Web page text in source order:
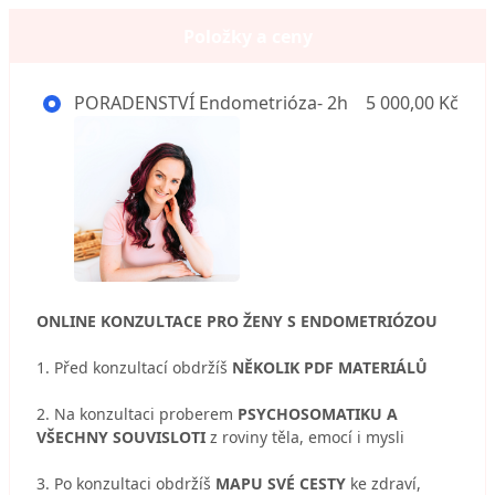
PORADENSTVÍ Endometrióza- 2h 5 000,00 Kč
ONLINE KONZULTACE PRO ŽENY S ENDOMETRIÓZOU
1. Před konzultací obdržíš NĚKOLIK PDF MATERIÁLŮ
2. Na konzultaci proberem PSYCHOSOMATIKU A
VŠECHNY SOUVISLOTI z roviny těla, emocí i mysli
3. Po konzultaci obdržíš MAPU SVÉ CESTY ke zdraví,